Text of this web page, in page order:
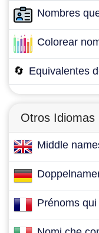
Nombres
Colorear
🔄 Equivalentes
Otros Idiomas
Middle
Prénoms